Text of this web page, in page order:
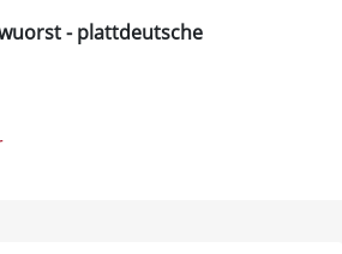
- plattdeutsche